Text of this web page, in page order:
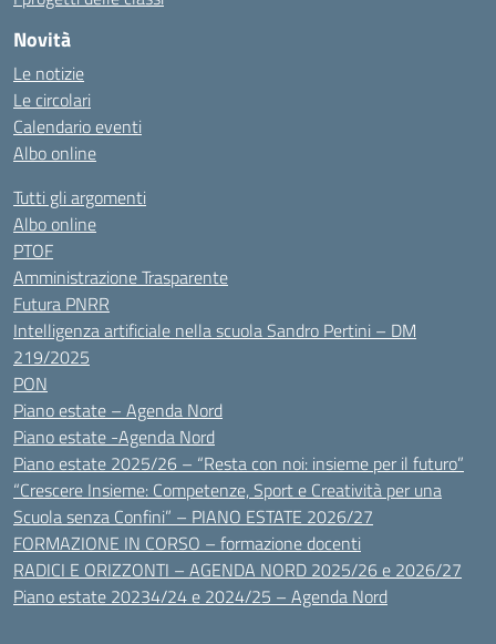
Novità
Le notizie
Le circolari
Calendario eventi
Albo online
Tutti gli argomenti
Albo online
PTOF
Amministrazione Trasparente
Futura PNRR
Intelligenza artificiale nella scuola Sandro Pertini – DM
219/2025
PON
Piano estate – Agenda Nord
Piano estate -Agenda Nord
Piano estate 2025/26 – “Resta con noi: insieme per il futuro”
“Crescere Insieme: Competenze, Sport e Creatività per una
Scuola senza Confini” – PIANO ESTATE 2026/27
FORMAZIONE IN CORSO – formazione docenti
RADICI E ORIZZONTI – AGENDA NORD 2025/26 e 2026/27
Piano estate 20234/24 e 2024/25 – Agenda Nord